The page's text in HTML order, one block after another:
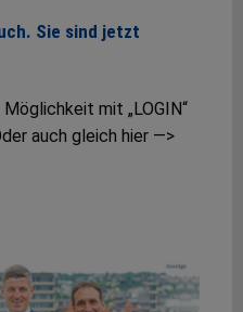
Sie sind jetzt
mit „LOGIN“
auch gleich hier —>